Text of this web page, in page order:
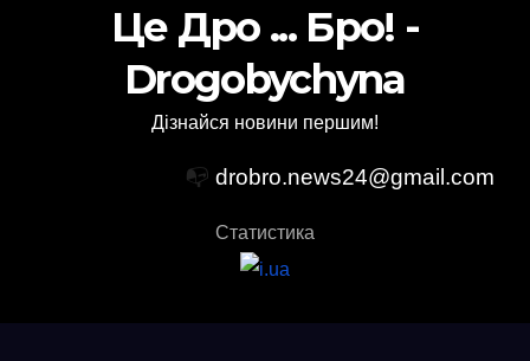
Це Дро ... Бро! -
Drogobychyna
Дізнайся новини першим!
📭 drobro.news24@gmail.com
Статистика